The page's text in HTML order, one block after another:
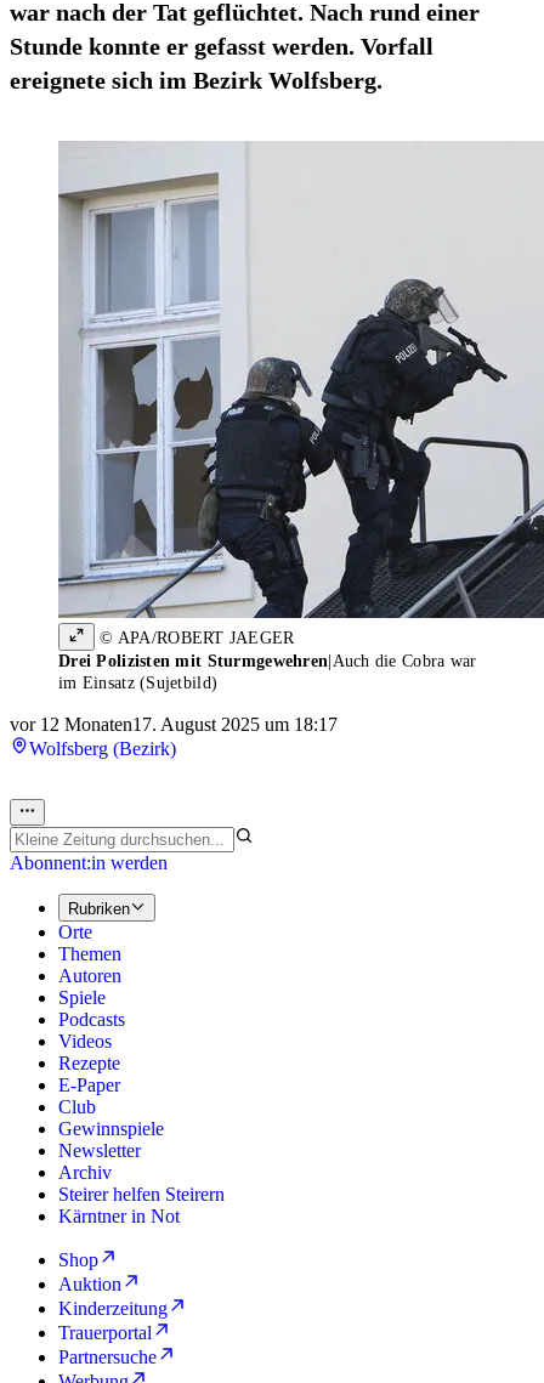
war nach der Tat geflüchtet. Nach rund einer
Stunde konnte er gefasst werden. Vorfall
ereignete sich im Bezirk Wolfsberg.
© APA/ROBERT JAEGER
Drei Polizisten mit Sturmgewehren Auch die Cobra war
im Einsatz (Sujetbild)
vor 12 Monaten17. August 2025 um 18:17
Wolfsberg (Bezirk)
Abonnent:in werden
Rubriken
Orte
Themen
Autoren
Spiele
Podcasts
Videos
Rezepte
E-Paper
Club
Gewinnspiele
Newsletter
Archiv
Steirer helfen Steirern
Kärntner in Not
Shop
Auktion
Kinderzeitung
Trauerportal
Partnersuche